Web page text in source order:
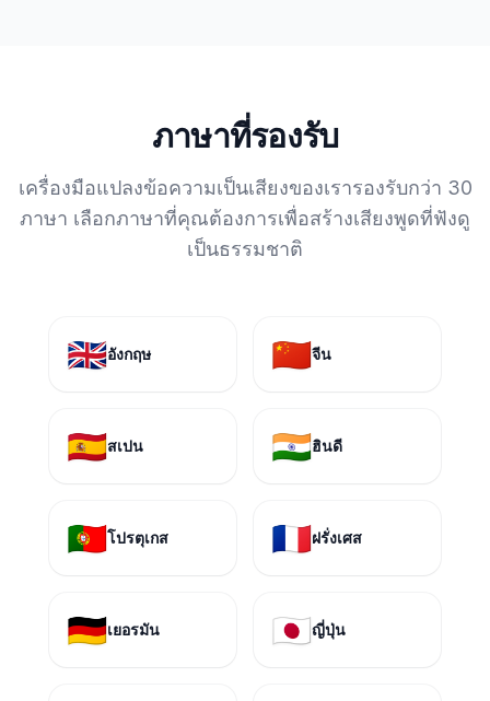
ภาษาที่รองรับ
เครื่องมือแปลงข้อความเป็นเสียงของเรารองรับกว่า 30
ภาษา เลือกภาษาที่คุณต้องการเพื่อสร้างเสียงพูดที่ฟังดู
เป็นธรรมชาติ
🇬🇧อังกฤษ 🇨🇳จีน
🇪🇸สเปน 🇮🇳ฮินดี
🇵🇹โปรตุเกส 🇫🇷ฝรั่งเศส
🇩🇪เยอรมัน 🇯🇵ญี่ปุ่น